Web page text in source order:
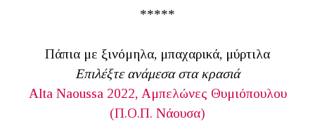
*****
Πάπια με ξινόμηλα, μπαχαρικά, μύρτιλα
Επιλέξτε ανάμεσα στα κρασιά
Alta Naoussa 2022, Αμπελώνες Θυμιόπουλου
(Π.Ο.Π. Νάουσα)